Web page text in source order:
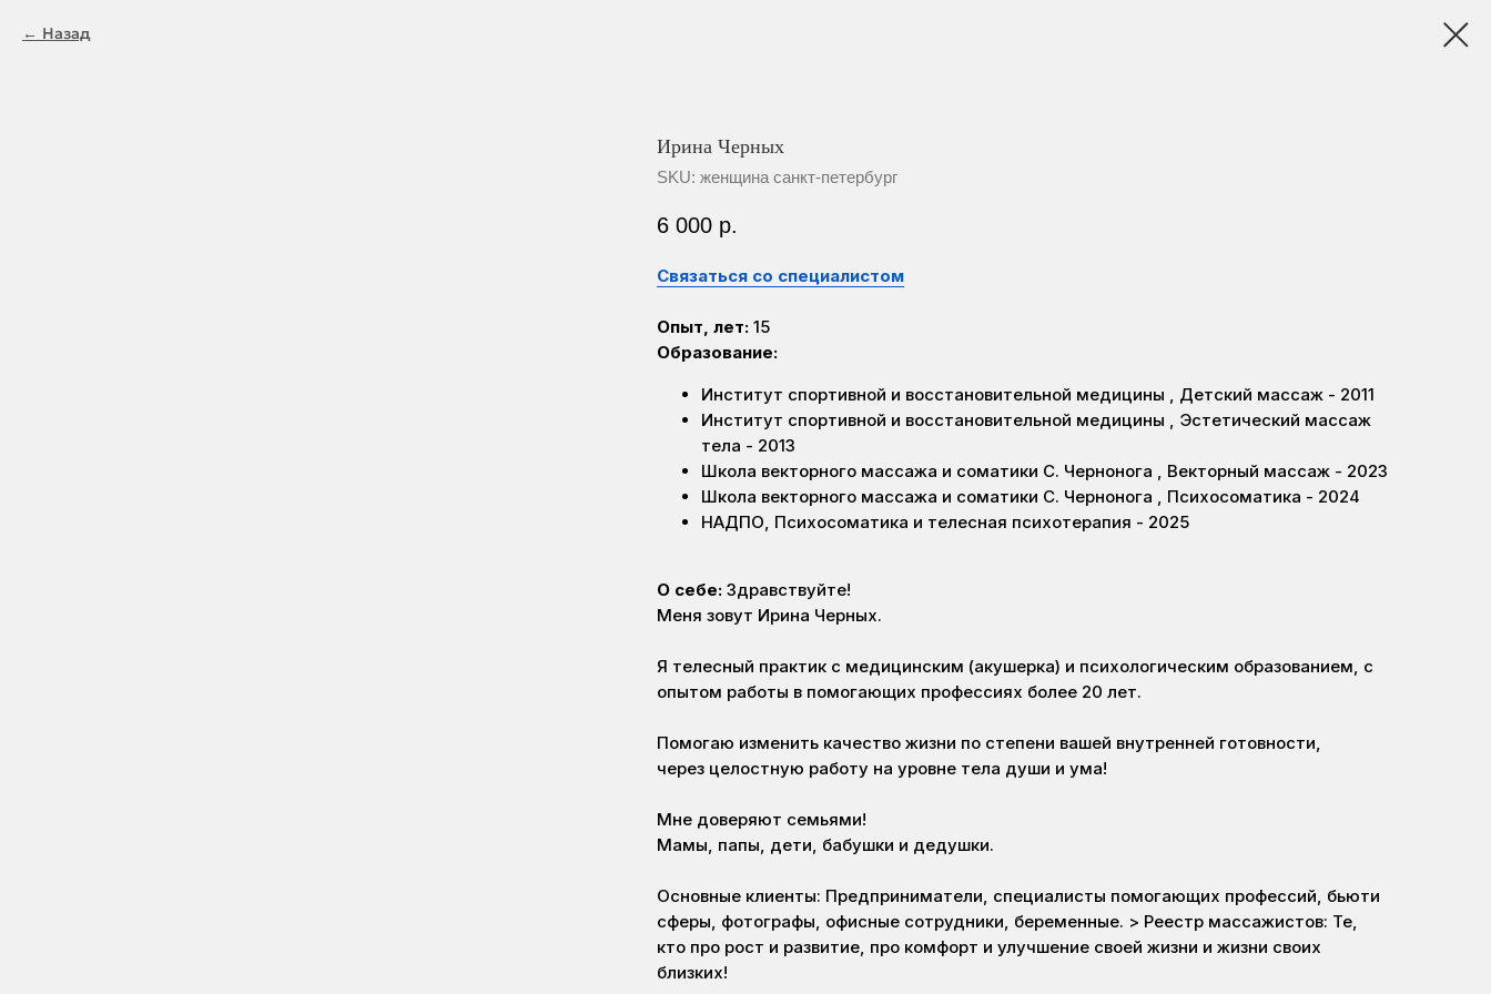
Назад
Ирина Черных
SKU: женщина санкт-петербург
6 000 р.
Связаться со специалистом
Опыт, лет: 15
Образование:
Институт спортивной и восстановительной медицины , Детский массаж - 2011
Институт спортивной и восстановительной медицины , Эстетический массаж
тела - 2013
Школа векторного массажа и соматики С. Чернонога , Векторный массаж - 2023
Школа векторного массажа и соматики С. Чернонога , Психосоматика - 2024
НАДПО, Психосоматика и телесная психотерапия - 2025
О себе: Здравствуйте!
Меня зовут Ирина Черных.
Я телесный практик с медицинским (акушерка) и психологическим образованием, с
опытом работы в помогающих профессиях более 20 лет.
Помогаю изменить качество жизни по степени вашей внутренней готовности,
через целостную работу на уровне тела души и ума!
Мне доверяют семьями!
Мамы, папы, дети, бабушки и дедушки.
Основные клиенты: Предприниматели, специалисты помогающих профессий, бьюти
сферы, фотографы, офисные сотрудники, беременные. > Реестр массажистов: Те,
кто про рост и развитие, про комфорт и улучшение своей жизни и жизни своих
близких!